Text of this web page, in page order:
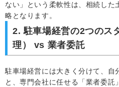
ない」という柔軟性は、相続した
略となります。
2. 駐車場経営の2つのス
理） vs 業者委託
駐車場経営には大きく分けて、自
と、専門会社に任せる「業者委託